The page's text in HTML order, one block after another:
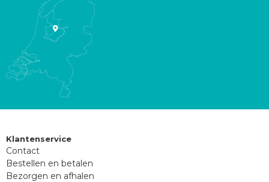
Klantenservice
Contact
Bestellen en betalen
Bezorgen en afhalen